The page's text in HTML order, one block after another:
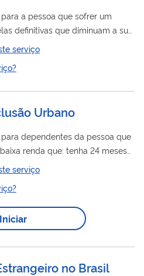
a pessoa que sofrer um
definitivas que diminuam a sua
situação é avaliada pela
serviço
Urbano
dependentes da pessoa que
que: tenha 24 meses
esteja preso em
semiaberto (se preso até
do limite estabelecido na
serviço
Iniciar
no Brasil